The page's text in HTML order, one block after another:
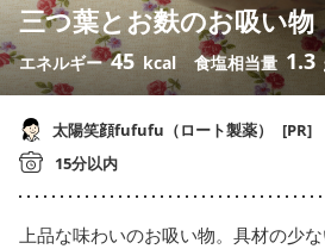
三つ葉とお麩のお吸い物
エネルギー45 kcal 食塩相当量 1.3
太陽笑顔fufufu（ロート製薬）
[PR]
15分以内
上品な味わいのお吸い物。具材の少